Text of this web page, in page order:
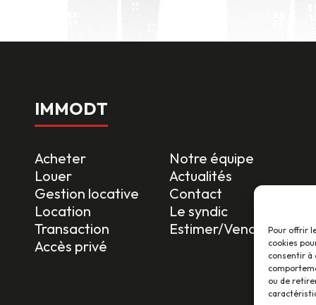
Pour offrir
cookies
consentir à
ou de
IMMODT
Acheter
Notre équipe
Louer
Actualités
Gestion locative
Contact
Location
Le syndic
Transaction
Estimer/Vendre
Accès privé